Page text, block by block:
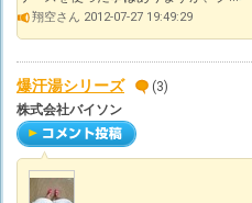
翔空さん 2012-07-27 19:49:29
爆汗湯シリーズ
(3)
株式会社バイソン